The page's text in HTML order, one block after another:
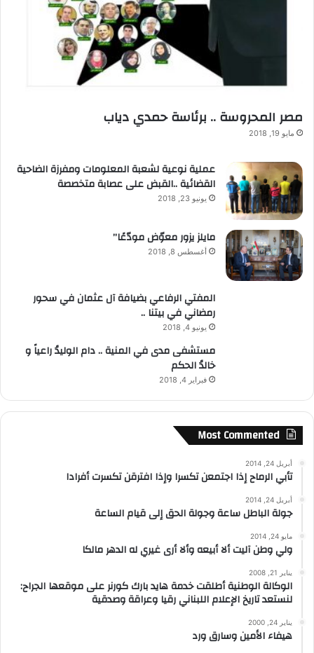
مصر المحروسة .. برئاسة حمدي دياب
مايو 19, 2018
عملية نوعية لشعبة المعلومات ومفرزة الضاحية
القضائية ..القبض على عصابة متخصصة
يونيو 23, 2018
مايلز يزور معوّض مودّعًا”
أغسطس 8, 2018
المفتي الرفاعي بضيافة آل عثمان في سحور
رمضاني في بيتنا ..
يونيو 4, 2018
مستشفى مدى في المنية .. دام الوليدُ راعياً و
خالدُ الحكم
فبراير 4, 2018
Most Commented
أبريل 24, 2014
تأبي الرماح إذا اجتمعن تكسرا وإذا افترقن تكسرت أفرادا
أبريل 24, 2014
جولة الباطل ساعة وجولة الحق إلى قيام الساعة
مايو 24, 2014
ولي وطن آليت ألا أبيعه وألا أرى غيري له الدهر مالكا
يناير 21, 2008
الوكالة الوطنية أطلقت خدمة هايد بارك كورنر على موقعها الجراح:
لنستعد تاريخ الإعلام اللبناني رقيا وعراقة وصدقية
يناير 24, 2000
هيفاء الأمين وسارق ورد